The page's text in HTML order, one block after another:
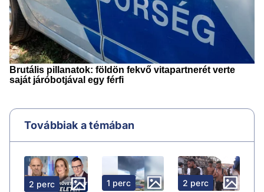
Továbbiak a témában
2 perc 1 perc 2 perc